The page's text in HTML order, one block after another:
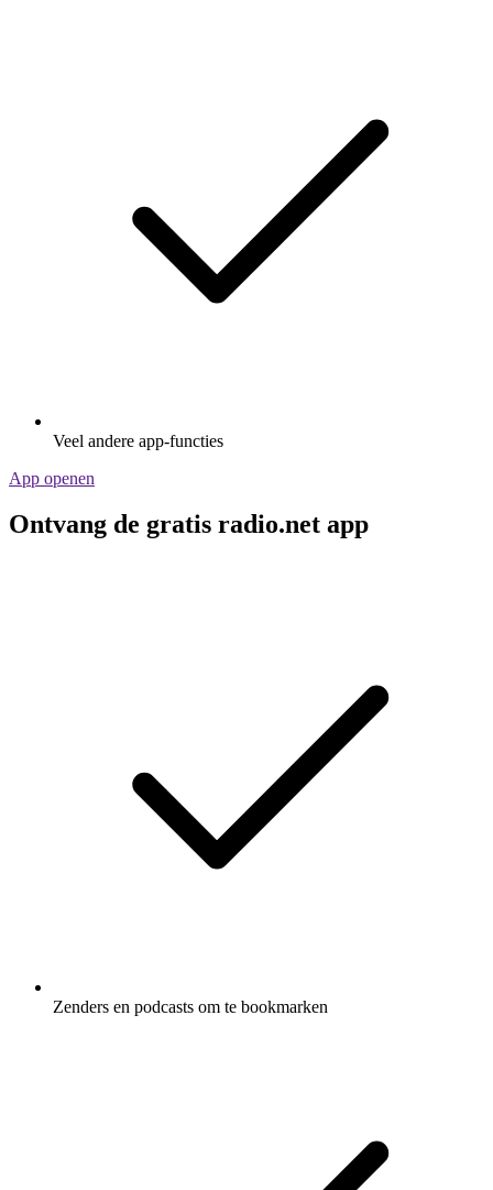
Veel andere app-functies
App openen
Ontvang de gratis radio.net app
Zenders en podcasts om te bookmarken